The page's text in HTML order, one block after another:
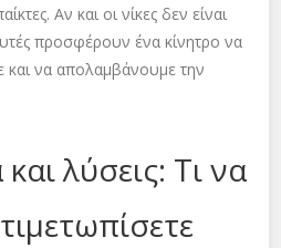
Αν και οι νίκες δεν είναι
προσφέρουν ένα κίνητρο να
και να απολαμβάνουμε την
λύσεις: Τι να